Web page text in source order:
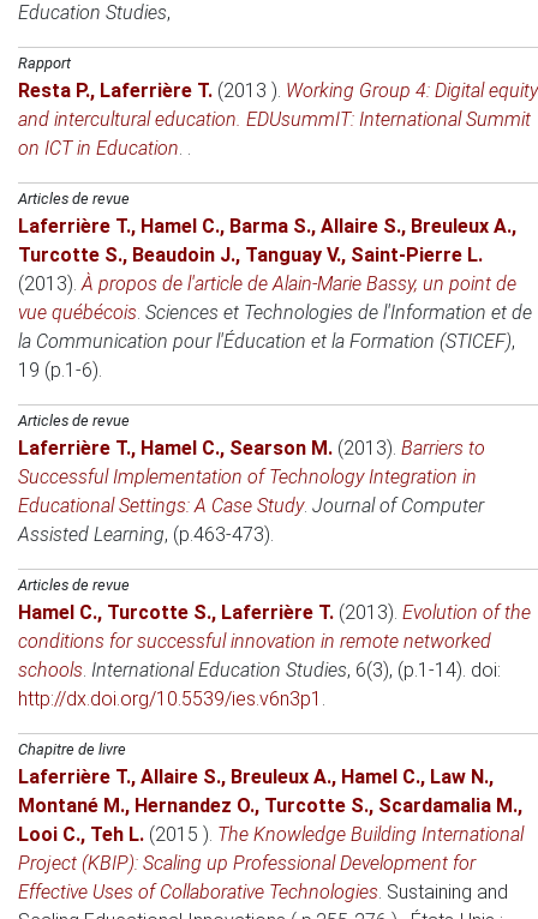
Education Studies,
Rapport
Resta P., Laferrière T. (2013 ). Working Group 4: Digital equity
and intercultural education. EDUsummIT: International Summit
on ICT in Education. .
Articles de revue
Laferrière T., Hamel C., Barma S., Allaire S., Breuleux A.,
Turcotte S., Beaudoin J., Tanguay V., Saint-Pierre L.
(2013).À propos de l'article de Alain-Marie Bassy, un point de
vue québécois. Sciences et Technologies de l'Information et de
la Communication pour l'Éducation et la Formation (STICEF),
19 (p.1-6).
Articles de revue
Laferrière T., Hamel C., Searson M. (2013). Barriers to
Successful Implementation of Technology Integration in
Educational Settings: A Case Study. Journal of Computer
Assisted Learning, (p.463-473).
Articles de revue
Hamel C., Turcotte S., Laferrière T. (2013). Evolution of the
conditions for successful innovation in remote networked
schools. International Education Studies, 6(3), (p.1-14). doi:
http://dx.doi.org/10.5539/ies.v6n3p1 .
Chapitre de livre
Laferrière T., Allaire S., Breuleux A., Hamel C., Law N.,
Montané M., Hernandez O., Turcotte S., Scardamalia M.,
Looi C., Teh L. (2015 ). The Knowledge Building International
Project (KBIP): Scaling up Professional Development for
Effective Uses of Collaborative Technologies. Sustaining and